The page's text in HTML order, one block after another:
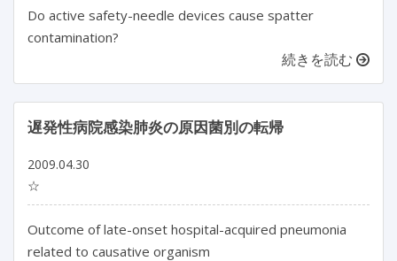
Do active safety-needle devices cause spatter
contamination?
続きを読む
遅発性病院感染肺炎の原因菌別の転帰
2009.04.30
☆
Outcome of late-onset hospital-acquired pneumonia
related to causative organism